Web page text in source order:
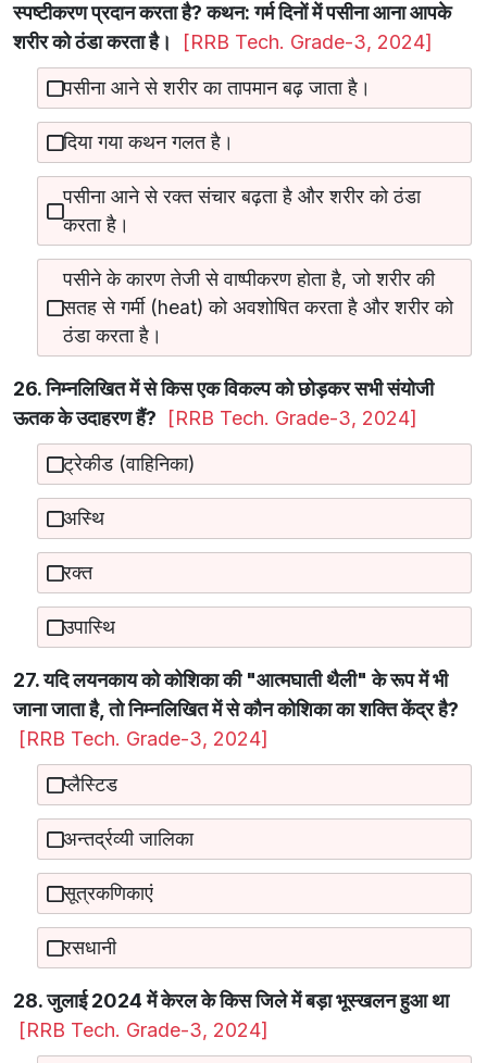
स्पष्टीकरण प्रदान करता है? कथन: गर्म दिनों में पसीना आना आपके
शरीर को ठंडा करता है।
[RRB Tech. Grade-3, 2024]
पसीना आने से शरीर का तापमान बढ़ जाता है।
दिया गया कथन गलत है।
पसीना आने से रक्त संचार बढ़ता है और शरीर को ठंडा
करता है।
पसीने के कारण तेजी से वाष्पीकरण होता है, जो शरीर की
सतह से गर्मी (heat) को अवशोषित करता है और शरीर को
ठंडा करता है।
26. निम्नलिखित में से किस एक विकल्प को छोड़कर सभी संयोजी
ऊतक के उदाहरण हैं?
[RRB Tech. Grade-3, 2024]
ट्रेकीड (वाहिनिका)
अस्थि
रक्त
उपास्थि
27. यदि लयनकाय को कोशिका की "आत्मघाती थैली" के रूप में भी
जाना जाता है, तो निम्नलिखित में से कौन कोशिका का शक्ति केंद्र है?
[RRB Tech. Grade-3, 2024]
प्लैस्टिड
अन्तर्द्रव्यी जालिका
सूत्रकणिकाएं
रसधानी
28. जुलाई 2024 में केरल के किस जिले में बड़ा भूस्खलन हुआ था
[RRB Tech. Grade-3, 2024]